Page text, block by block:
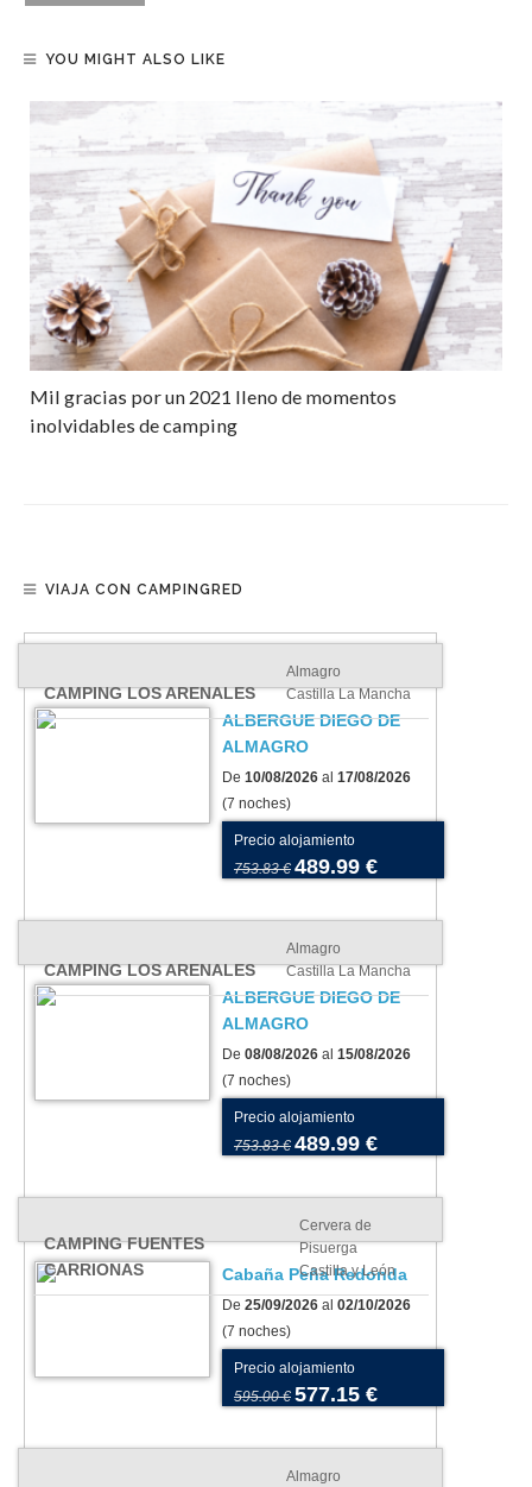
YOU MIGHT ALSO LIKE
Mil gracias por un 2021 lleno de momentos
inolvidables de camping
VIAJA CON CAMPINGRED
CAMPING LOS ARENALES
Almagro
Castilla La Mancha
ALBERGUE DIEGO DE
ALMAGRO
De 10/08/2026 al 17/08/2026
(7 noches)
Precio alojamiento
753.83 € 489.99 €
CAMPING LOS ARENALES
Almagro
Castilla La Mancha
ALBERGUE DIEGO DE
ALMAGRO
De 08/08/2026 al 15/08/2026
(7 noches)
Precio alojamiento
753.83 € 489.99 €
CAMPING FUENTES
CARRIONAS
Cervera de
Pisuerga
Castilla y León
Cabaña Peña Redonda
De 25/09/2026 al 02/10/2026
(7 noches)
Precio alojamiento
595.00 € 577.15 €
Almagro